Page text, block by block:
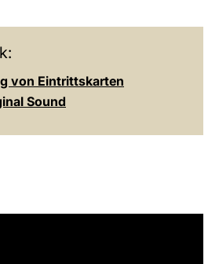
von Eintrittskarten
Sound